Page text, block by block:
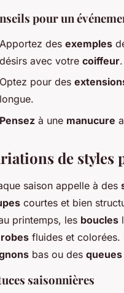
pour un
Apportez des exemples
désirs avec votre coiffeur.
Optez pour des
longue.
Pensez à une manucure
de styles
saison appelle à des
courtes et bien
printemps, les boucles
robes fluides et colorées.
bas ou des
saisonnières